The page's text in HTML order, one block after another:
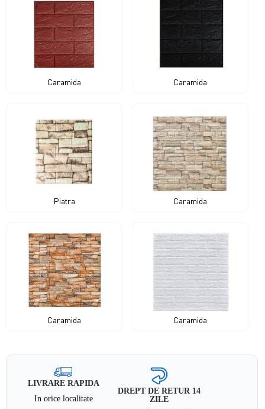
Caramida Caramida
Piatra Caramida
Caramida Caramida
LIVRARE RAPIDA
In orice localitate
DREPT DE RETUR 14
ZILE